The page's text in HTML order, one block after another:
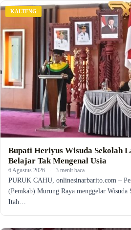
KALTENG
Bupati Heriyus Wisuda Sekolah
Belajar Tak Mengenal Usia
6 Agustus 2026 · 3 menit baca
PURUK CAHU, onlinesinarbarito.com –
(Pemkab) Murung Raya menggelar
Itah…